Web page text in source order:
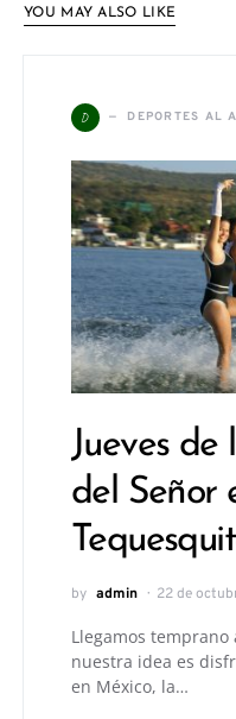
YOU MAY ALSO LIKE
D DEPORTES AL
Jueves de
del Señor
by admin 22 de
Llegamos
nuestra idea es
en México, la…